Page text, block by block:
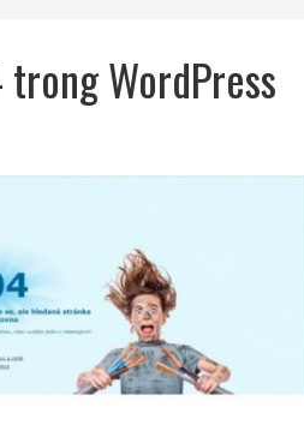
WordPress